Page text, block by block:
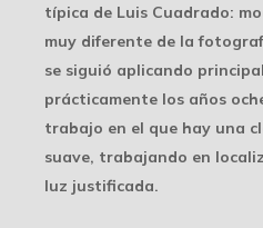
típica de Luis Cuadrado:
muy diferente de la
se siguió aplicando
prácticamente los años
trabajo en el que hay una
suave, trabajando en
luz justificada.